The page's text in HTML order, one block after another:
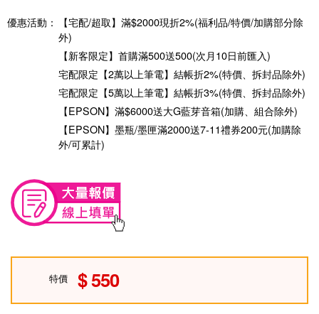
優惠活動：
【宅配/超取】滿$2000現折2%(福利品/特價/加購部分除
外)
【新客限定】首購滿500送500(次月10日前匯入)
宅配限定【2萬以上筆電】結帳折2%(特價、拆封品除外)
宅配限定【5萬以上筆電】結帳折3%(特價、拆封品除外)
【EPSON】滿$6000送大G藍芽音箱(加購、組合除外)
【EPSON】墨瓶/墨匣滿2000送7-11禮券200元(加購除
外/可累計)
特價 550